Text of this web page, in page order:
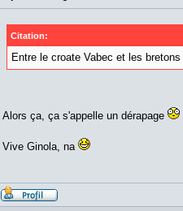
Citation:
Entre le croate Vabec et les
Alors ça, ça s'appelle un dérapage
Vive Ginola, na